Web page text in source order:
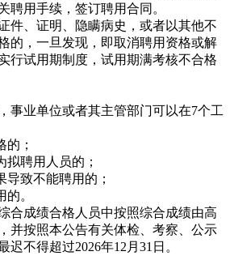
聘用手续，签订聘用合同。
件、证明、隐瞒病史，或者以其他不
的，一旦发现，即取消聘用资格或解
行试用期制度，试用期满考核不合格
事业单位或者其主管部门可以在7个工
的；
聘用人员的；
致不能聘用的；
。
合成绩合格人员中按照综合成绩由高
并按照本公告有关体检、考察、公示
不得超过2026年12月31日。